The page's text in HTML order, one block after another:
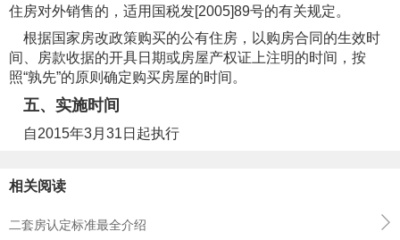
住房对外销售的，适用国税发[2005]89号的有关规定。
根据国家房改政策购买的公有住房，以购房合同的生效时
间、房款收据的开具日期或房屋产权证上注明的时间，按
照“孰先”的原则确定购买房屋的时间。
五、实施时间
自2015年3月31日起执行
相关阅读
二套房认定标准最全介绍